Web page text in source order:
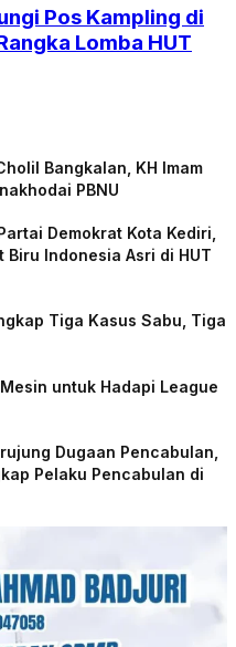
Pos Kampling di
Lomba HUT
Bangkalan, KH Imam
PBNU
Demokrat Kota Kediri,
Indonesia Asri di HUT
Tiga Kasus Sabu, Tiga
untuk Hadapi League
Dugaan Pencabulan,
Pelaku Pencabulan di